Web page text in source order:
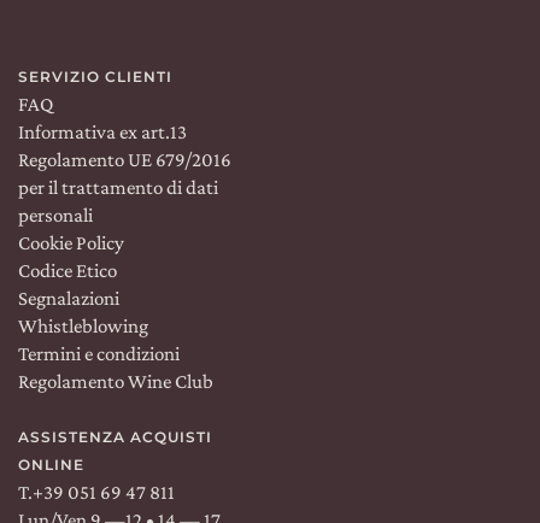
Spedizione: WORLDWIDE
TROVACI SU:
ROMA
SERVIZIO CLIENTI
FAQ
Informativa ex art.13
Regolamento UE 679/2016
per il trattamento di dati
personali
Cookie Policy
Codice Etico
Segnalazioni
Whistleblowing
Termini e condizioni
Regolamento Wine Club
ASSISTENZA ACQUISTI
ONLINE
T.+39 051 69 47 811